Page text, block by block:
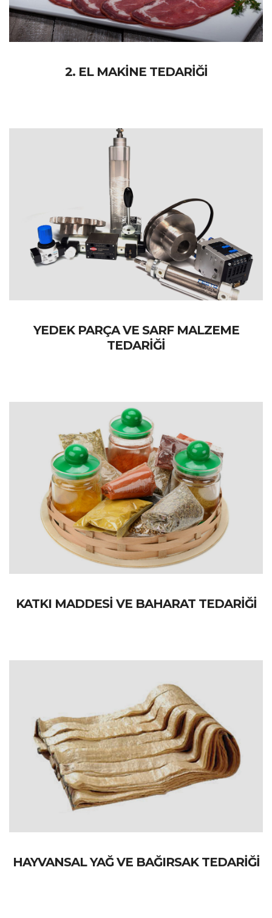
2. EL MAKİNE TEDARİĞİ
YEDEK PARÇA VE SARF MALZEME
TEDARİĞİ
KATKI MADDESİ VE BAHARAT TEDARİĞİ
HAYVANSAL YAĞ VE BAĞIRSAK TEDARİĞİ